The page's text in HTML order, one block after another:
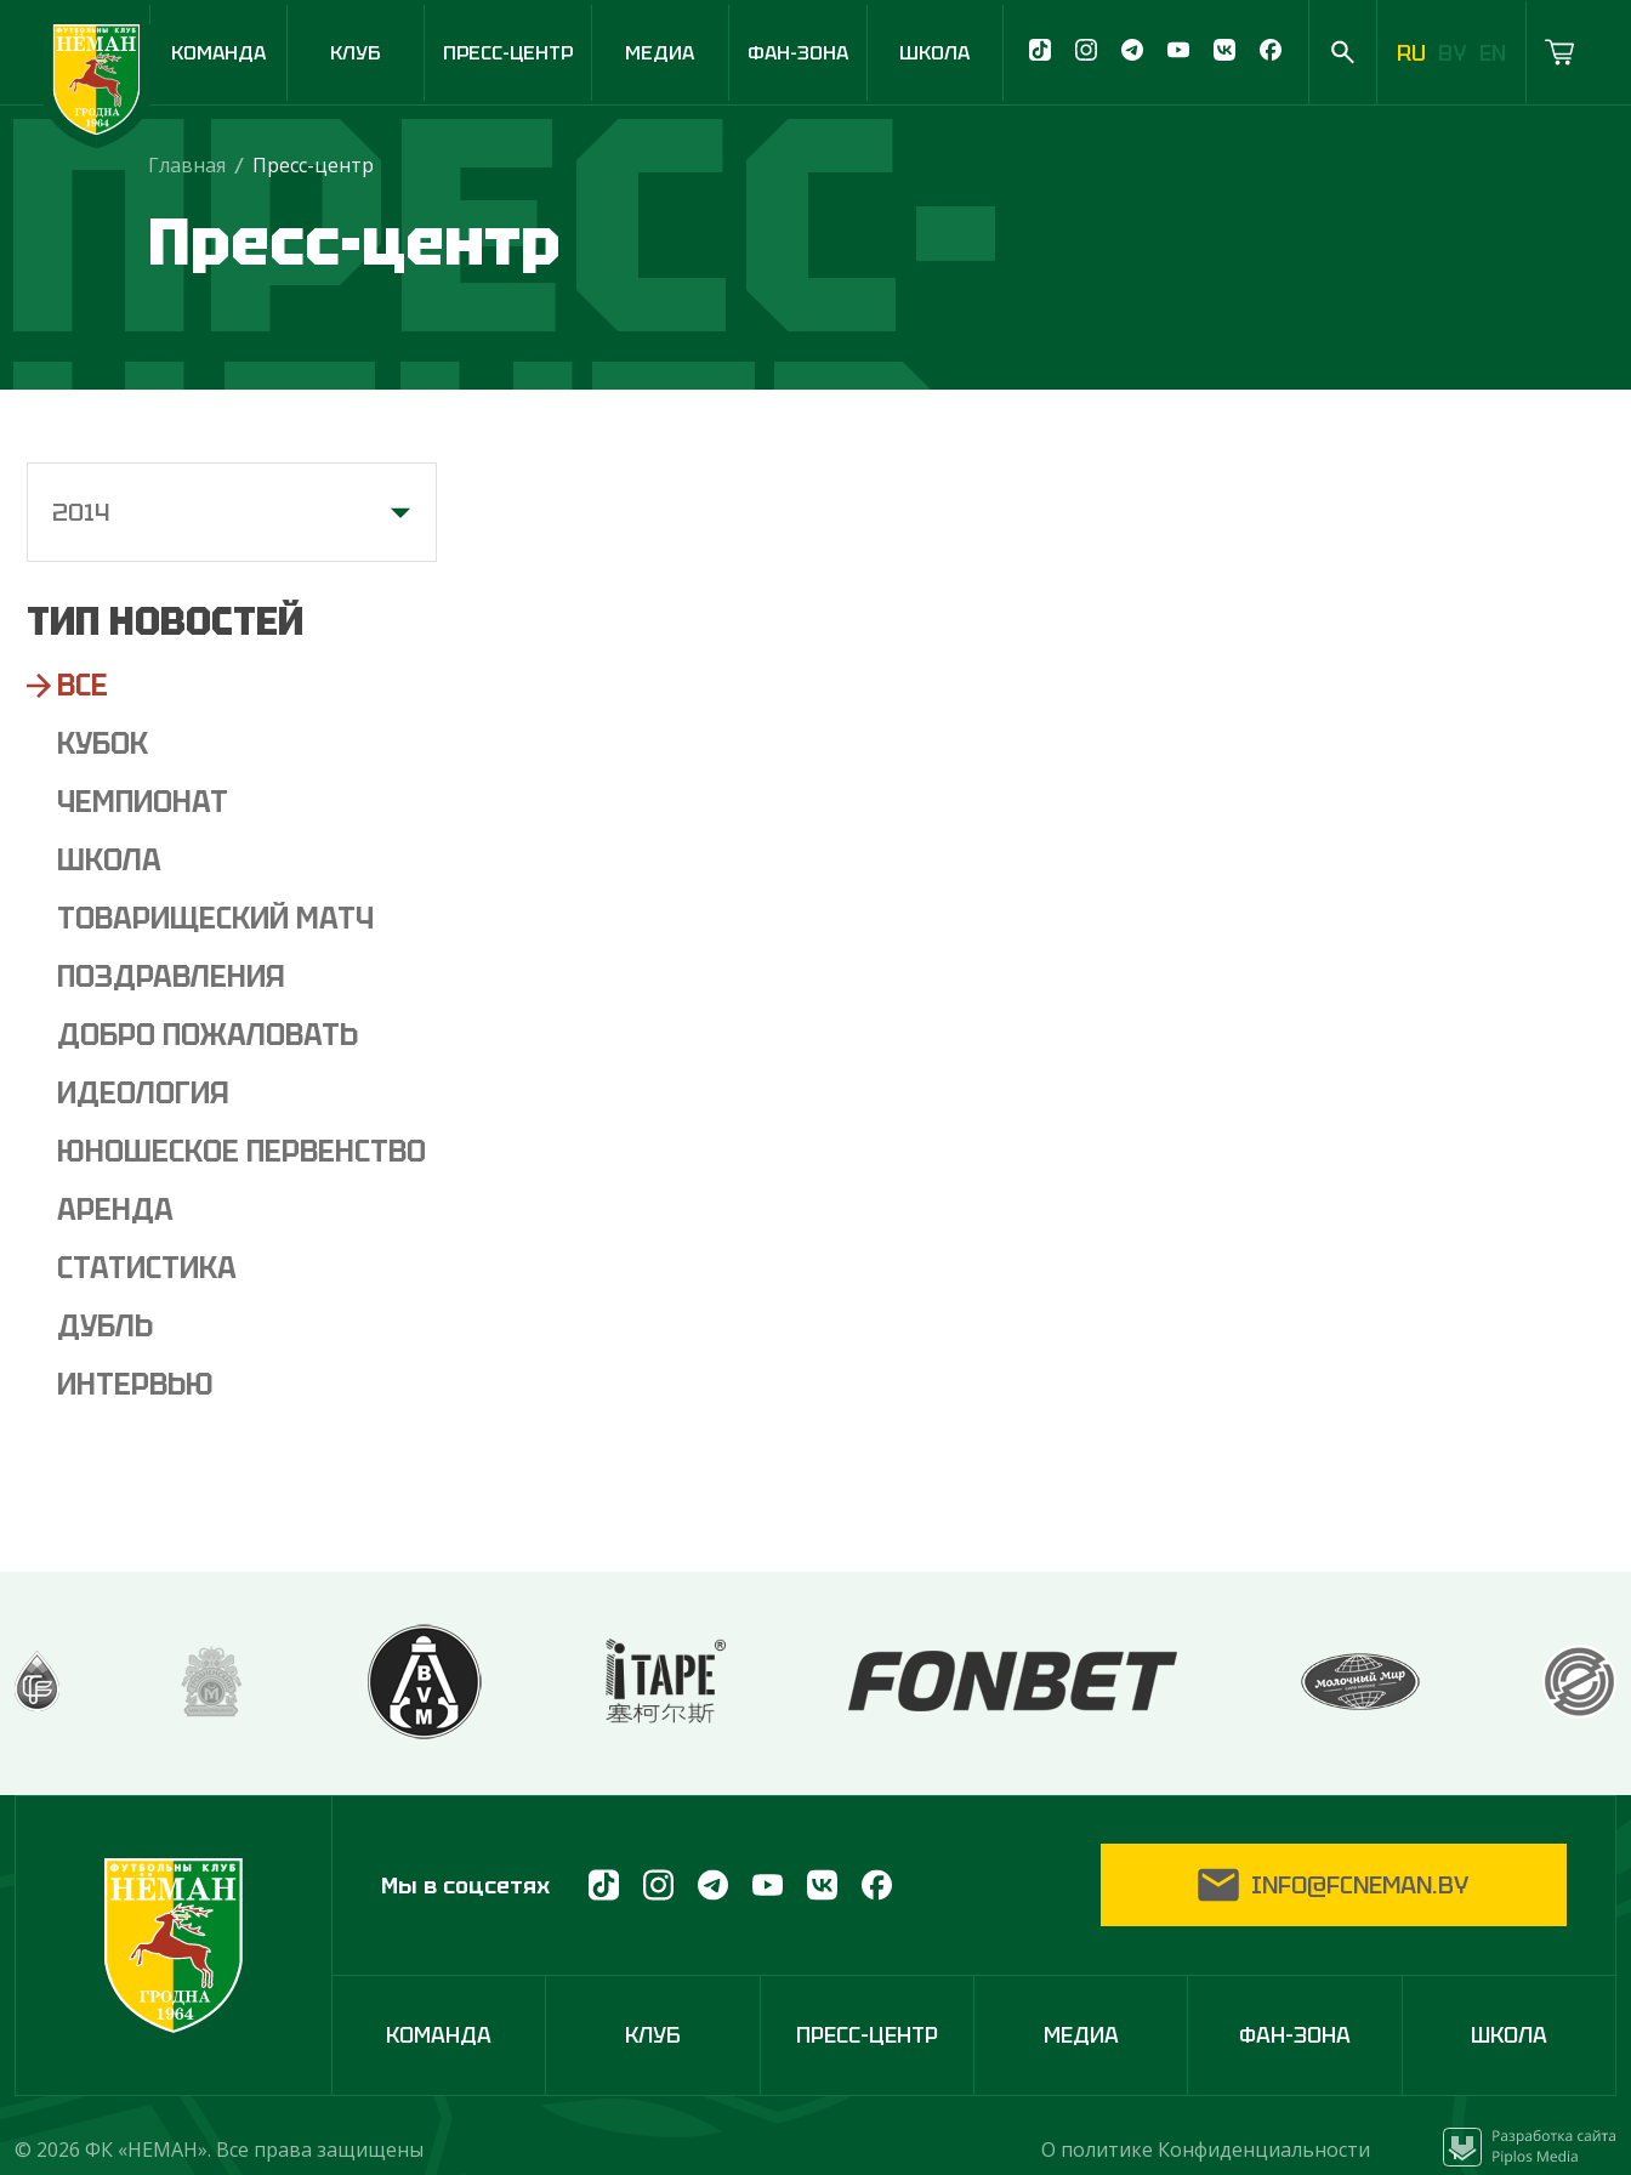
КОМАНДА КЛУБ ПРЕСС-ЦЕНТР МЕДИА ФАН-ЗОНА ШКОЛА RU BY EN
ПРЕСС-
ЦЕНТР
Главная / Пресс-центр
Пресс-центр
2014
ТИП НОВОСТЕЙ
ВСЕ
КУБОК
ЧЕМПИОНАТ
ШКОЛА
ТОВАРИЩЕСКИЙ МАТЧ
ПОЗДРАВЛЕНИЯ
ДОБРО ПОЖАЛОВАТЬ
ИДЕОЛОГИЯ
ЮНОШЕСКОЕ ПЕРВЕНСТВО
АРЕНДА
СТАТИСТИКА
ДУБЛЬ
ИНТЕРВЬЮ
Мы в соцсетях INFO@FCNEMAN.BY
КОМАНДА КЛУБ ПРЕСС-ЦЕНТР МЕДИА ФАН-ЗОНА ШКОЛА
© 2026 ФК «НЕМАН». Все права защищены О политике Конфиденциальности